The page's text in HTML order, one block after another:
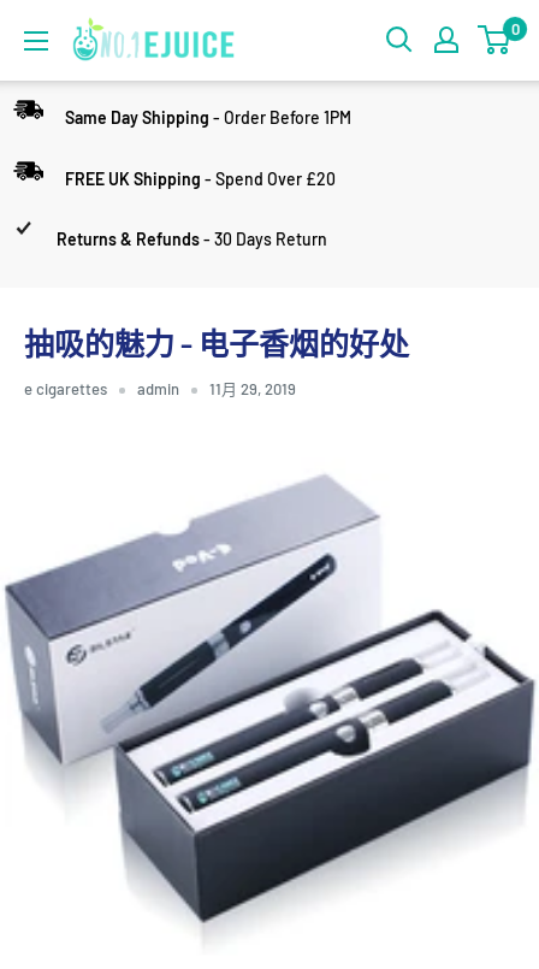
0
Same Day Shipping - Order Before 1PM
FREE UK Shipping - Spend Over £20
Returns & Refunds- 30 Days Return
抽吸的魅力 - 电子香烟的好处
e cigarettes admin 11月 29, 2019